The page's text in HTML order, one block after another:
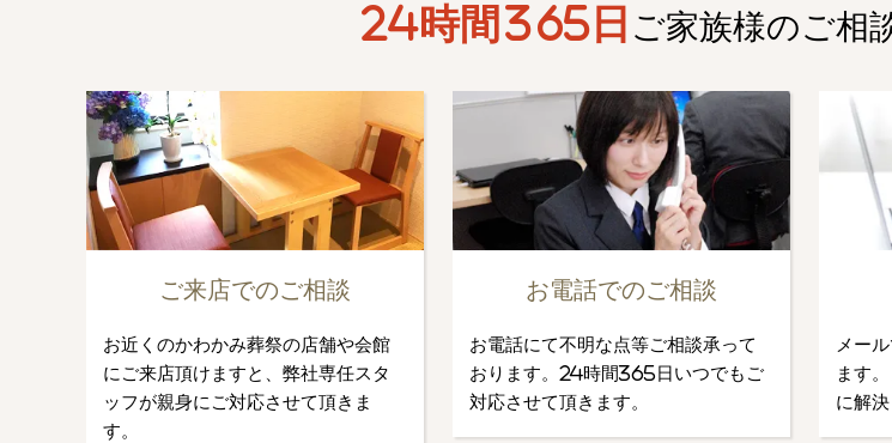
24時間365日 ご家族様のご相
ご来店でのご相談
お近くのかわかみ葬祭の店舗や会館
にご来店頂けますと、弊社専任スタ
ッフが親身にご対応させて頂きま
す。
お電話でのご相談
お電話にて不明な点等ご相談承って
おります。24時間365日いつでもご
対応させて頂きます。
メー
ます
に解決